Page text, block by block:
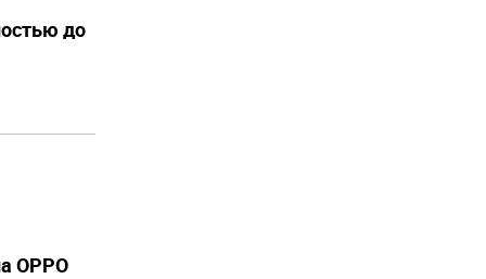
до
OPPO